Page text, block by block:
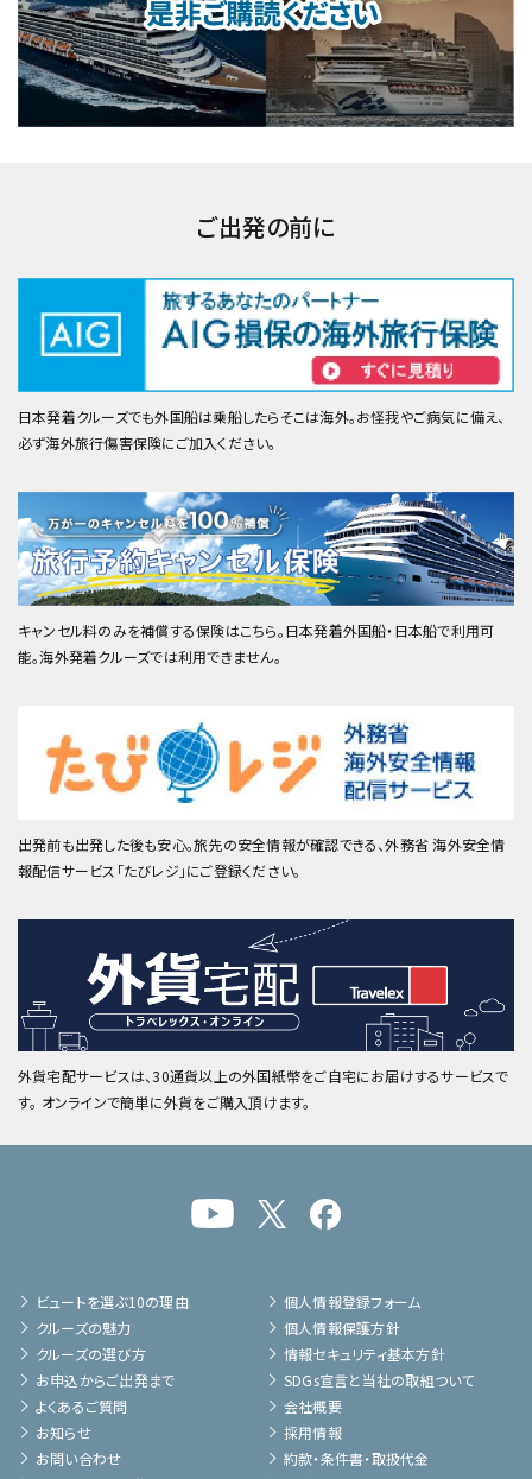
ご出発の前に
日本発着クルーズでも外国船は乗船したらそこは海外。お怪我やご病気に備え、
必ず海外旅行傷害保険にご加入ください。
キャンセル料のみを補償する保険はこちら。日本発着外国船・日本船で利用可
能。海外発着クルーズでは利用できません。
出発前も出発した後も安心。旅先の安全情報が確認できる、外務省 海外安全情
報配信サービス「たびレジ」にご登録ください。
外貨宅配サービスは、30通貨以上の外国紙幣をご自宅にお届けするサービスで
す。 オンラインで簡単に外貨をご購入頂けます。
ビュートを選ぶ10の理由
クルーズの魅力
クルーズの選び方
お申込からご出発まで
よくあるご質問
お知らせ
お問い合わせ
個人情報登録フォーム
個人情報保護方針
情報セキュリティ基本方針
SDGs宣言と当社の取組ついて
会社概要
採用情報
約款・条件書・取扱代金